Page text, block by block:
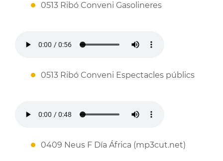
0513 Ribó Conveni Gasolineres
0513 Ribó Conveni Espectacles públics
0409 Neus F Día África (mp3cut.net)